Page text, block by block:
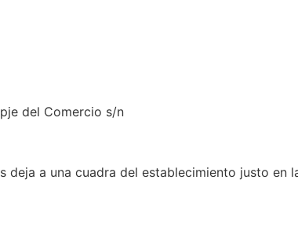
del Comercio s/n
deja a una cuadra del establecimiento justo en